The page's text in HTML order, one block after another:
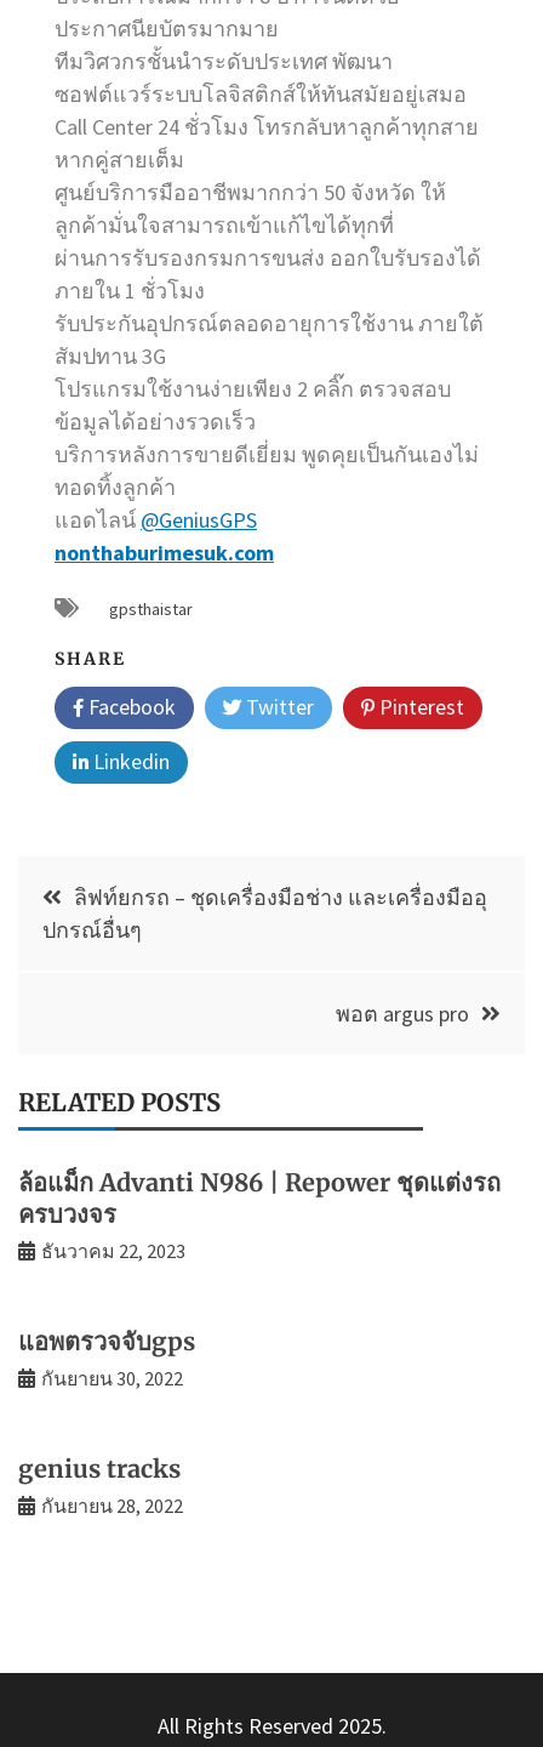
ประกาศนียบัตรมากมาย
ทีมวิศวกรชั้นนำระดับประเทศ พัฒนา
ซอฟต์แวร์ระบบโลจิสติกส์ให้ทันสมัยอยู่เสมอ
Call Center 24 ชั่วโมง โทรกลับหาลูกค้าทุกสาย
หากคู่สายเต็ม
ศูนย์บริการมืออาชีพมากกว่า 50 จังหวัด ให้
ลูกค้ามั่นใจสามารถเข้าแก้ไขได้ทุกที่
ผ่านการรับรองกรมการขนส่ง ออกใบรับรองได้
ภายใน 1 ชั่วโมง
รับประกันอุปกรณ์ตลอดอายุการใช้งาน ภายใต้
สัมปทาน 3G
โปรแกรมใช้งานง่ายเพียง 2 คลิ๊ก ตรวจสอบ
ข้อมูลได้อย่างรวดเร็ว
บริการหลังการขายดีเยี่ยม พูดคุยเป็นกันเองไม่
ทอดทิ้งลูกค้า
แอดไลน์ @GeniusGPS
nonthaburimesuk.com
gpsthaistar
SHARE
Facebook Twitter
Pinterest
Linkedin
แนะแนว
เรื่อง
ลิฟท์ยกรถ – ชุดเครื่องมือช่าง และเครื่องมืออุ
ปกรณ์อื่นๆ
พอต argus pro
RELATED POSTS
ล้อแม็ก Advanti N986 | Repower ชุดแต่งรถ
ครบวงจร
ธันวาคม 22, 2023
แอพตรวจจับgps
กันยายน 30, 2022
genius tracks
กันยายน 28, 2022
All Rights Reserved 2025.